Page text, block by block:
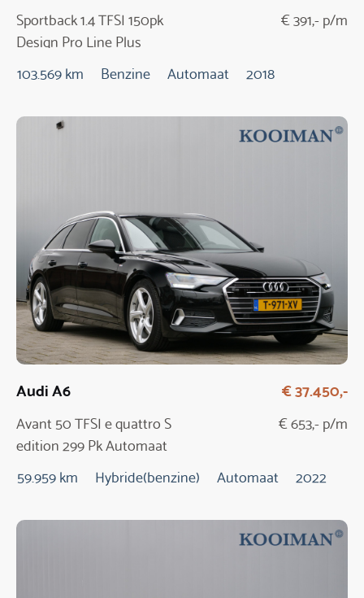
Sportback 1.4 TFSI 150pk
Design Pro Line Plus
Automaat
€ 391,- p/m
103.569 km Benzine Automaat 2018
Audi A6
Avant 50 TFSI e quattro S
edition 299 Pk Automaat
€ 37.450,-
€ 653,- p/m
59.959 km Hybride(benzine) Automaat 2022